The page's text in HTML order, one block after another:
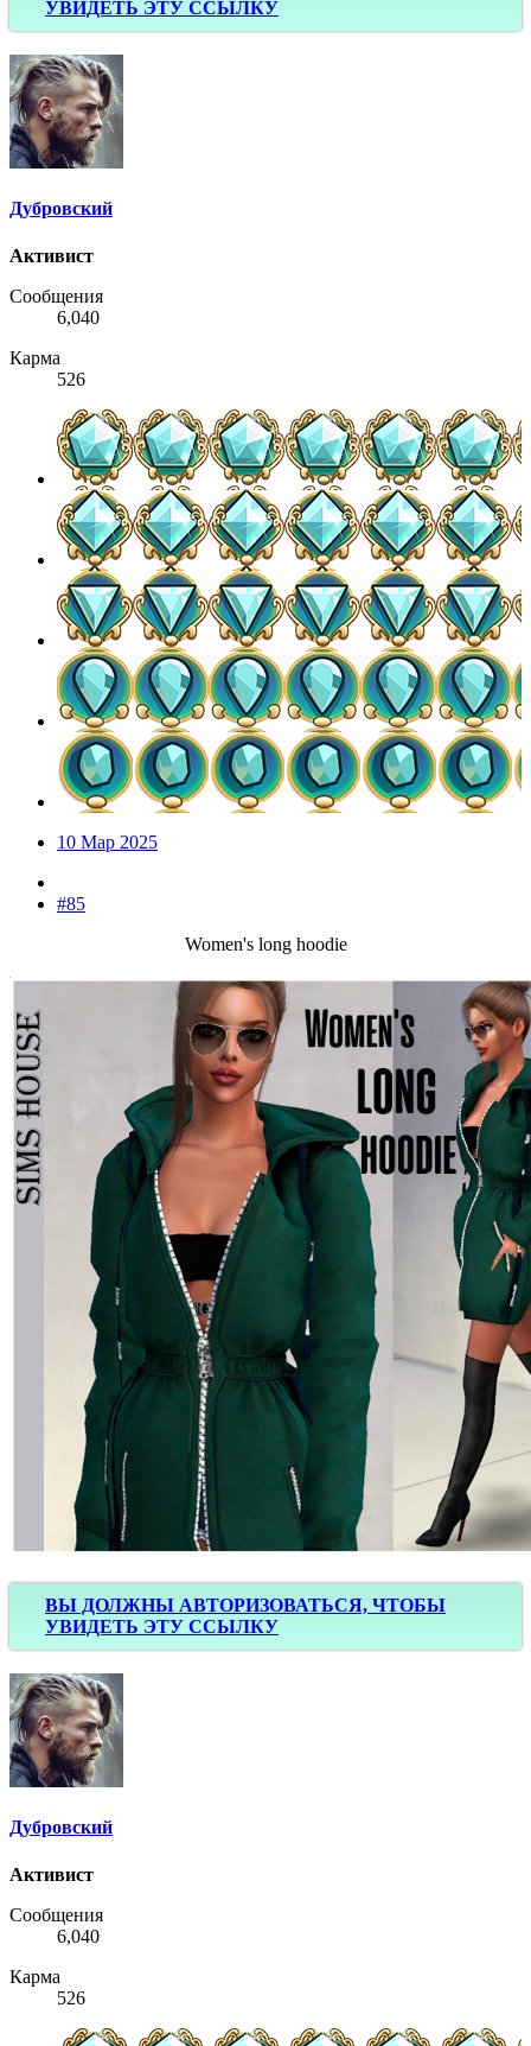
УВИДЕТЬ ЭТУ ССЫЛКУ
Дубровский
Активист
Сообщения
6,040
Карма
526
10 Мар 2025
#85
Women's long hoodie
ВЫ ДОЛЖНЫ АВТОРИЗОВАТЬСЯ, ЧТОБЫ
УВИДЕТЬ ЭТУ ССЫЛКУ
Дубровский
Активист
Сообщения
6,040
Карма
526